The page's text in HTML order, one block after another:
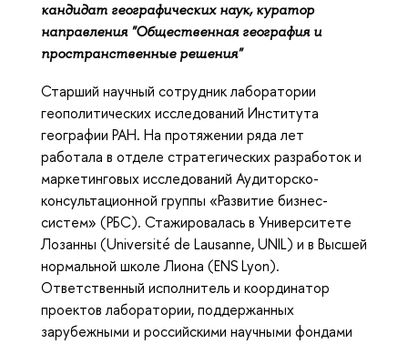
кандидат географических наук, куратор
направления "Общественная география и
пространственные решения"
Старший научный сотрудник лаборатории
геополитических исследований Института
географии РАН. На протяжении ряда лет
работала в отделе стратегических разработок и
маркетинговых исследований Аудиторско-
консультационной группы «Развитие бизнес-
систем» (РБС). Стажировалась в Университете
Лозанны (Université de Lausanne, UNIL) и в Высшей
нормальной школе Лиона (ENS Lyon).
Ответственный исполнитель и координатор
проектов лаборатории, поддержанных
зарубежными и российскими научными фондами